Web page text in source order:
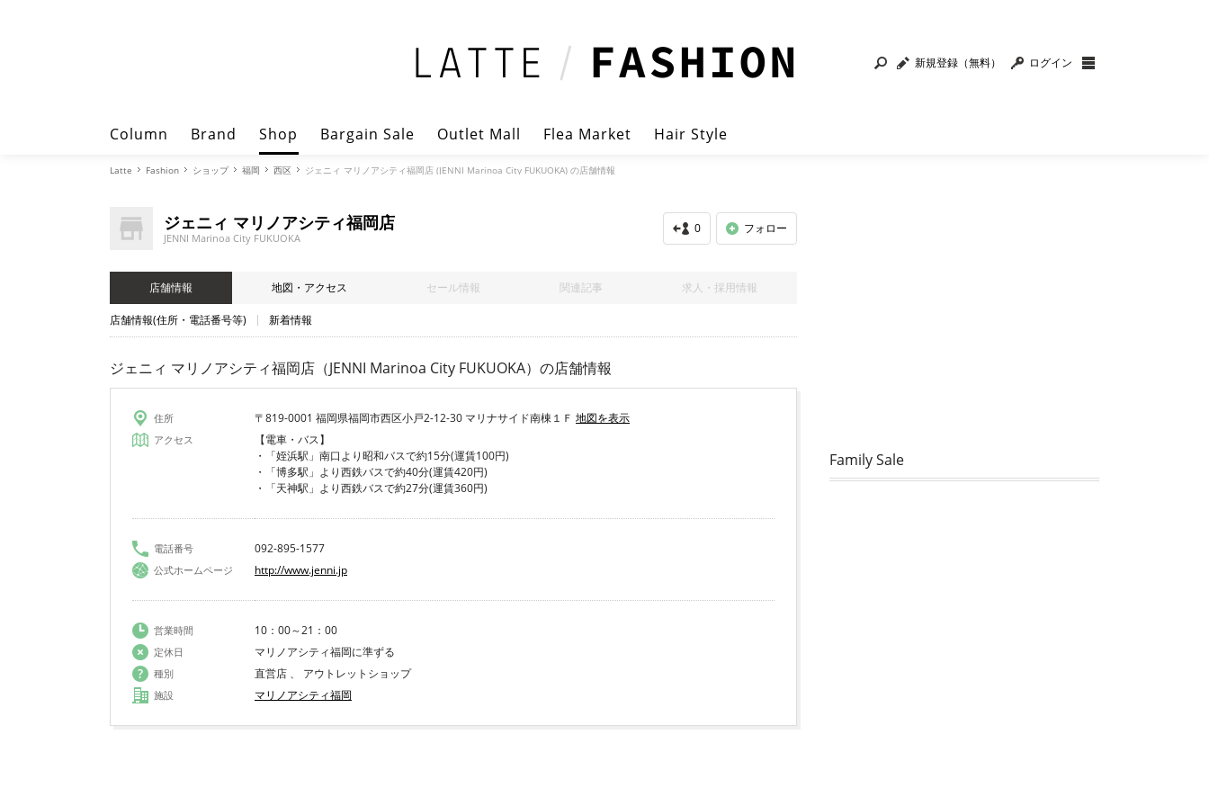
新規登録（無料） ログイン
Column Brand Shop Bargain Sale Outlet Mall Flea Market Hair Style
Latte Fashion ショップ 福岡 西区 ジェニィ マリノアシティ福岡店 (JENNI Marinoa City FUKUOKA) の店舗情報
ジェニィ マリノアシティ福岡店
JENNI Marinoa City FUKUOKA
0 フォロー
店舗情報 地図・アクセス セール情報 関連記事 求人・採用情報
店舗情報(住所・電話番号等) 新着情報
ジェニィ マリノアシティ福岡店（JENNI Marinoa City FUKUOKA） の店舗情報
住所 〒819-0001 福岡県福岡市西区小戸2-12-30 マリナサイド南棟１Ｆ 地図を表示
アクセス
【電車・バス】
・「姪浜駅」南口より昭和バスで約15分(運賃100円)
・「博多駅」より西鉄バスで約40分(運賃420円)
・「天神駅」より西鉄バスで約27分(運賃360円)
電話番号 092-895-1577
公式ホームページ http://www.jenni.jp
営業時間 10：00～21：00
定休日 マリノアシティ福岡に準ずる
種別 直営店 、 アウトレットショップ
施設 マリノアシティ福岡
Family Sale